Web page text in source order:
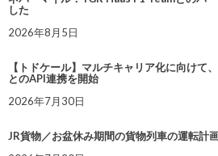
した
2026年8月5日
【トドケール】マルチキャリア化に向けて
とのAPI連携を開始
2026年7月30日
JR貨物／お盆休み期間の貨物列車の運転計